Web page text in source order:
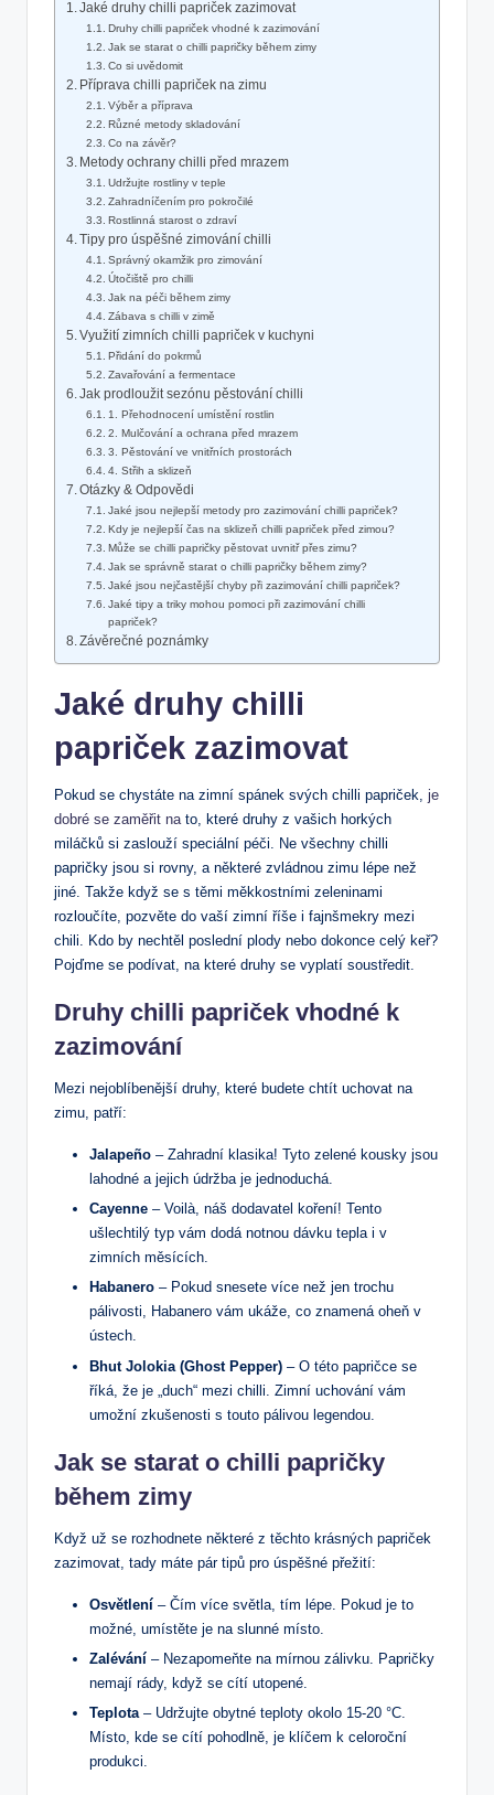
Jaké druhy chilli papriček zazimovat
Druhy chilli papriček vhodné k zazimování
Jak se starat o chilli papričky během zimy
Co si uvědomit
Příprava chilli papriček na zimu
Výběr a příprava
Různé metody skladování
Co na závěr?
Metody ochrany chilli před mrazem
Udržujte rostliny v teple
Zahradníčením pro pokročilé
Rostlinná starost o zdraví
Tipy pro úspěšné zimování chilli
Správný okamžik pro zimování
Útočiště pro chilli
Jak na péči během zimy
Zábava s chilli v zimě
Využití zimních chilli papriček v kuchyni
Přidání do pokrmů
Zavařování a fermentace
Jak prodloužit sezónu pěstování chilli
1. Přehodnocení umístění rostlin
2. Mulčování a ochrana před mrazem
3. Pěstování ve vnitřních prostorách
4. Střih a sklizeň
Otázky & Odpovědi
Jaké jsou nejlepší metody pro zazimování chilli papriček?
Kdy je nejlepší čas na sklizeň chilli papriček před zimou?
Může se chilli papričky pěstovat uvnitř přes zimu?
Jak se správně starat o chilli papričky během zimy?
Jaké jsou nejčastější chyby při zazimování chilli papriček?
Jaké tipy a triky mohou pomoci při zazimování chilli
papriček?
Závěrečné poznámky
Jaké druhy chilli
papriček zazimovat
Pokud se chystáte na zimní spánek svých chilli papriček, je
dobré se zaměřit nato, které druhy z vašich horkých
miláčků si zaslouží speciální péči. Ne všechny chilli
papričky jsou si rovny, a některé zvládnou zimu lépe než
jiné. Takže když se s těmi měkkostními zeleninami
rozloučíte, pozvěte do vaší zimní říše i fajnšmekry mezi
chili. Kdo by nechtěl poslední plody nebo dokonce celý keř?
Pojďme se podívat, na které druhy se vyplatí soustředit.
Druhy chilli papriček vhodné k
zazimování
Mezi nejoblíbenější druhy, které budete chtít uchovat na
zimu, patří:
Jalapeño – Zahradní klasika! Tyto zelené kousky jsou
lahodné a jejich údržba je jednoduchá.
Cayenne – Voilà, náš dodavatel koření! Tento
ušlechtilý typ vám dodá notnou dávku tepla i v
zimních měsících.
Habanero – Pokud snesete více než jen trochu
pálivosti, Habanero vám ukáže, co znamená oheň v
ústech.
Bhut Jolokia (Ghost Pepper) – O této papričce se
říká, že je „duch“ mezi chilli. Zimní uchování vám
umožní zkušenosti s touto pálivou legendou.
Jak se starat o chilli papričky
během zimy
Když už se rozhodnete některé z těchto krásných papriček
zazimovat, tady máte pár tipů pro úspěšné přežití:
Osvětlení – Čím více světla, tím lépe. Pokud je to
možné, umístěte je na slunné místo.
Zalévání – Nezapomeňte na mírnou zálivku. Papričky
nemají rády, když se cítí utopené.
Teplota – Udržujte obytné teploty okolo 15-20 °C.
Místo, kde se cítí pohodlně, je klíčem k celoroční
produkci.